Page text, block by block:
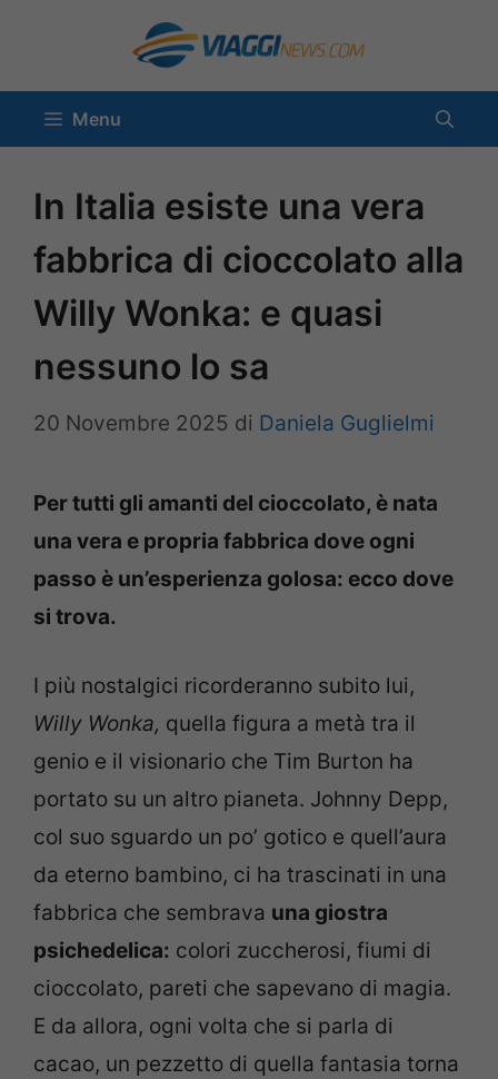
contenuto
Menu
In Italia esiste una vera
fabbrica di cioccolato alla
Willy Wonka: e quasi
nessuno lo sa
20 Novembre 2025 di Daniela Guglielmi
Per tutti gli amanti del cioccolato, è nata
una vera e propria fabbrica dove ogni
passo è un’esperienza golosa: ecco dove
si trova.
I più nostalgici ricorderanno subito lui,
Willy Wonka, quella figura a metà tra il
genio e il visionario che Tim Burton ha
portato su un altro pianeta. Johnny Depp,
col suo sguardo un po’ gotico e quell’aura
da eterno bambino, ci ha trascinati in una
fabbrica che sembrava una giostra
psichedelica: colori zuccherosi, fiumi di
cioccolato, pareti che sapevano di magia.
E da allora, ogni volta che si parla di
cacao, un pezzetto di quella fantasia torna